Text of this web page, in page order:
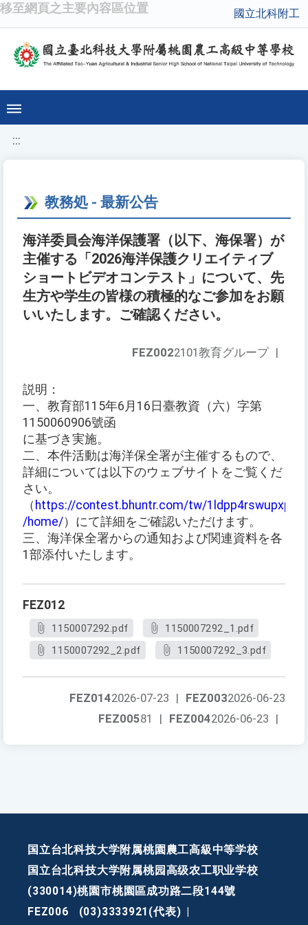
移至網頁之主要內容區位置 國立北科附工
:::
教務処 - 最新公告
海洋委員会海洋保護署（以下、海保署）が
主催する「2026海洋保護クリエイティブ
ショートビデオコンテスト」について、先
生方や学生の皆様の積極的なご参加をお願
いいたします。ご確認ください。
FEZ0022101教育グループ |
説明：
一、教育部115年6月16日臺教資（六）字第
1150060906號函
に基づき実施。
二、本件活動は海洋保全署が主催するもので、
詳細については以下のウェブサイトをご覧くだ
さい。
（ https://contest.bhuntr.com/tw/
/home/）にて詳細をご確認いただけます。
三、海洋保全署からの通知および関連資料を各
1部添付いたします。
FEZ012
1150007292.pdf
1150007292_1.pdf
1150007292_2.pdf
1150007292_3.pdf
FEZ0032026-06-23
FEZ0142026-07-23 |
FEZ0042026-06-23 |
FEZ00581 |
国立台北科技大学附属桃園農工高級中等学校
国立台北科技大学附属桃园高级农工职业学校
(330014)桃園市桃園區成功路二段144號
FEZ006
(03)3333921(代表)